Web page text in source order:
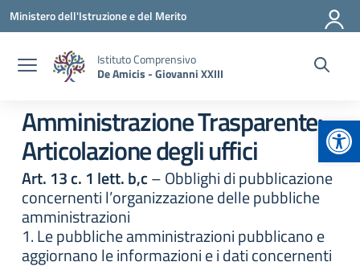
Vai ai contenuti
Vai al menu di navigazione
Vai al footer
Ministero dell'Istruzione e del Merito
Istituto Comprensivo
De Amicis - Giovanni XXIII
Amministrazione Trasparente:
Articolazione degli uffici
Art. 13 c. 1 lett. b,c– Obblighi di pubblicazione
concernenti l’organizzazione delle pubbliche
amministrazioni
1. Le pubbliche amministrazioni pubblicano e
aggiornano le informazioni e i dati concernenti